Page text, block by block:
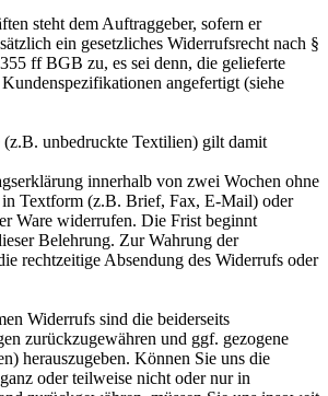
steht dem Auftraggeber, sofern er
ein gesetzliches Widerrufsrecht nach §
ff BGB zu, es sei denn, die gelieferte
angefertigt (siehe
(z.B. unbedruckte Textilien) gilt damit
innerhalb von zwei Wochen ohne
Textform (z.B. Brief, Fax, E-Mail) oder
Ware widerrufen. Die Frist beginnt
Belehrung. Zur Wahrung der
rechtzeitige Absendung des Widerrufs oder
Widerrufs sind die beiderseits
zurückzugewähren und ggf. gezogene
herauszugeben. Können Sie uns die
oder teilweise nicht oder nur in